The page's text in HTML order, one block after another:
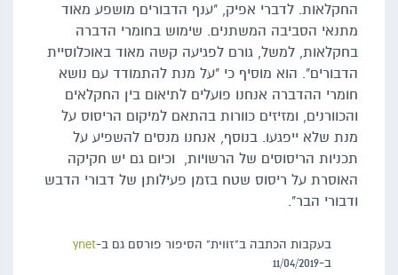
החקלאות. לדברי אפיק, "ענף הדבורים מושפע מאוד
מתנאי הסביבה המשתנים. שימוש בחומרי הדברה
בחקלאות, למשל, גורם לפגיעה קשה מאוד באוכלוסיית
הדבורים". הוא מוסיף כי "על מנת להתמודד עם נושא
חומרי ההדברה אנחנו פועלים לתיאום בין החקלאים
והכוורנים, ומזיזים כוורות בהתאם למיקום הריסוס על
מנת שלא ייפגעו. בנוסף, אנחנו מנסים להשפיע על
תכניות הריסוסים של הרשויות, וכיום גם יש חקיקה
האוסרת על ריסוס שטח בזמן פעילותן של דבורי הדבש
ודבורי הבר".
בעקבות הכתבה ב"זווית" הסיפור פורסם גם ב-ynet
ב-11/04/2019